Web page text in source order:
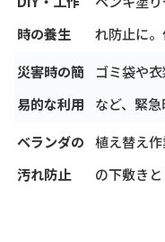
時の養生
れ防止に。
災害時の簡
易的な利用
ゴミ袋や
など、緊急
ベランダの
汚れ防止
植え替え
の下敷きと